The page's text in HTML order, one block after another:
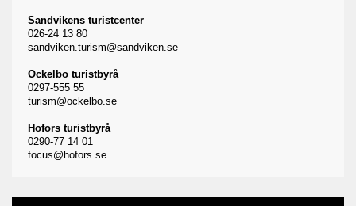
Sandvikens turistcenter
026-24 13 80
sandviken.turism@sandviken.se
Ockelbo turistbyrå
0297-555 55
turism@ockelbo.se
Hofors turistbyrå
0290-77 14 01
focus@hofors.se